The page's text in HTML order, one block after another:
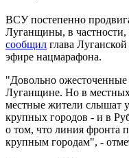
ВСУ постепенно
Луганщины, в
сообщил глава
эфире нацмарафона.
"Довольно ожесточенные
Луганщине. Но в
местные жители слышат
крупных городов - и в
о том, что линия фронта
крупным городам", -